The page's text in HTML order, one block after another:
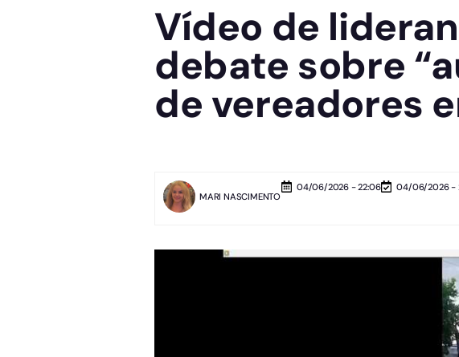
Vídeo de
debate sobre
de vereadores
MARI NASCIMENTO
04/06/2026 - 22:06 04/06/2026 -